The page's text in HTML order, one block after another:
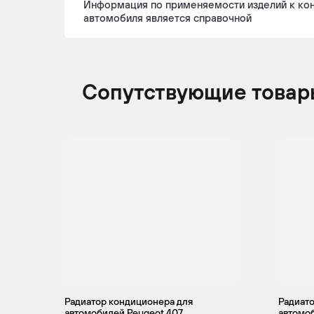
CITROEN C5
2006 -
CITROEN
Информация по применяемости изделий к
автомобиля является справочной
Сопутствующие
Радиатор кондиционера для